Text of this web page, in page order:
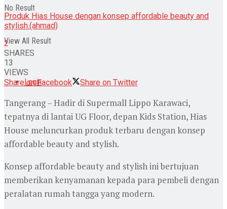
No Result
View All Result
Login
Produk Hias House dengan konsep affordable beauty and
stylish.(ahmad)
2
SHARES
13
VIEWS
Share on Facebook
Share on Twitter
Tangerang – Hadir di Supermall Lippo Karawaci,
tepatnya di lantai UG Floor, depan Kids Station, Hias
House meluncurkan produk terbaru dengan konsep
affordable beauty and stylish.
Konsep affordable beauty and stylish ini bertujuan
memberikan kenyamanan kepada para pembeli dengan
peralatan rumah tangga yang modern.